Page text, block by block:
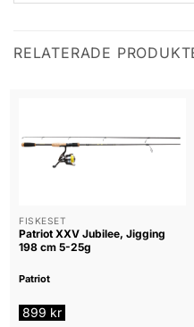
RELATERADE
FISKESET
Patriot XXV Jubilee, Jigging
198 cm 5-25g
Patriot
899 kr